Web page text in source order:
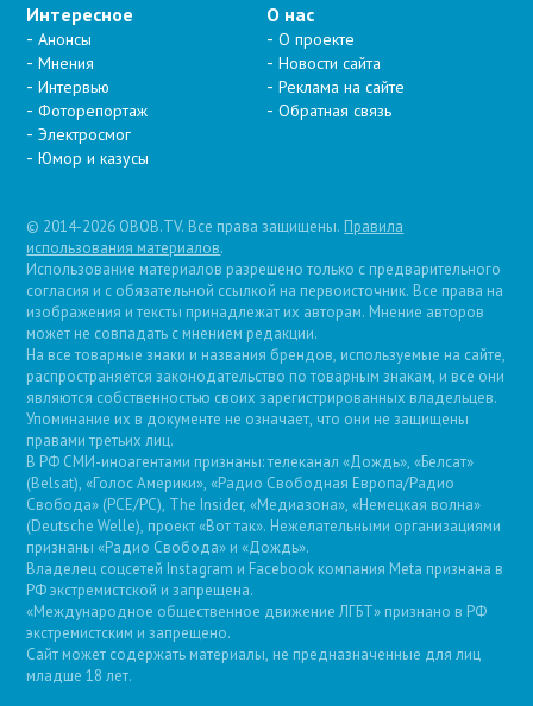
Интересное
Анонсы
Мнения
Интервью
Фоторепортаж
Электросмог
Юмор и казусы
О нас
О проекте
Новости сайта
Реклама на сайте
Обратная связь
© 2014-2026 OBOB.TV. Все права защищены. Правила
использования материалов.
Использование материалов разрешено только с предварительного
согласия и с обязательной ссылкой на первоисточник. Все права на
изображения и тексты принадлежат их авторам. Мнение авторов
может не совпадать с мнением редакции.
На все товарные знаки и названия брендов, используемые на сайте,
распространяется законодательство по товарным знакам, и все они
являются собственностью своих зарегистрированных владельцев.
Упоминание их в документе не означает, что они не защищены
правами третьих лиц.
В РФ СМИ-иноагентами признаны: телеканал «Дождь», «Белсат»
(Belsat), «Голос Америки», «Радио Свободная Европа/Радио
Свобода» (PCE/PC), The Insider, «Медиазона», «Немецкая волна»
(Deutsche Welle), проект «Вот так». Нежелательными организациями
признаны «Радио Свобода» и «Дождь».
Владелец соцсетей Instagram и Facebook компания Metа признана в
РФ экстремистской и запрещена.
«Международное общественное движение ЛГБТ» признано в РФ
экстремистским и запрещено.
Сайт может содержать материалы, не предназначенные для лиц
младше 18 лет.